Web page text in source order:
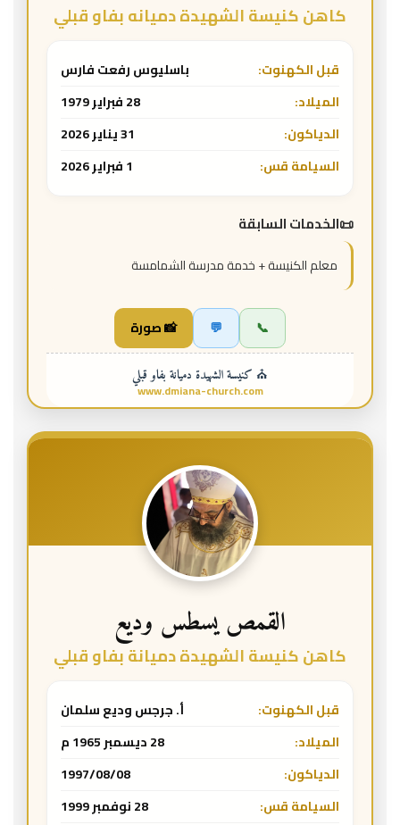
كاهن كنيسة الشهيدة دميانه بفاو قبلي
قبل الكهنوت:
باسليوس رفعت فارس
الميلاد:
28 فبراير 1979
الدياكون:
31 يناير 2026
السيامة قس:
1 فبراير 2026
الخدمات السابقة
معلم الكنيسة + خدمة مدرسة الشمامسة
📞
💬 📸 صورة
⛪ كنيسة الشهيدة دميانة بفاو قبلي
www.dmiana-church.com
القمص يسطس وديع
كاهن كنيسة الشهيدة دميانة بفاو قبلي
قبل الكهنوت:
أ. جرجس وديع سلمان
الميلاد:
28 ديسمبر 1965 م
الدياكون:
1997/08/08
السيامة قس:
28 نوفمبر 1999